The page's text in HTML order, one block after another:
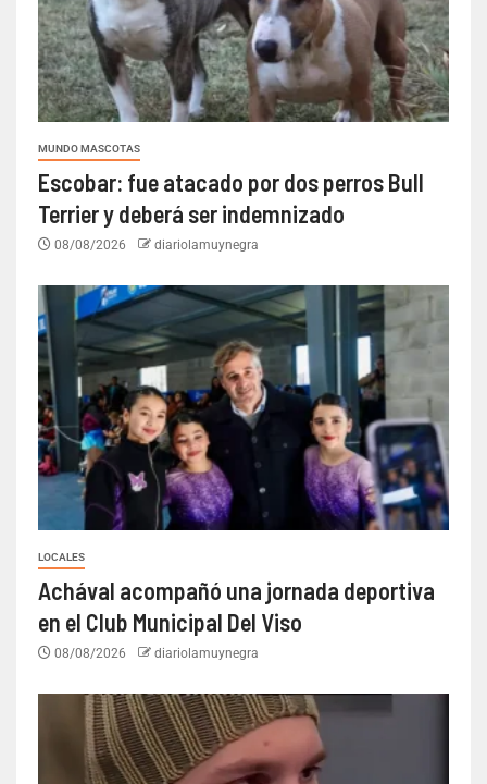
MUNDO MASCOTAS
Escobar: fue atacado por dos perros Bull
Terrier y deberá ser indemnizado
08/08/2026 diariolamuynegra
LOCALES
Achával acompañó una jornada deportiva
en el Club Municipal Del Viso
08/08/2026 diariolamuynegra